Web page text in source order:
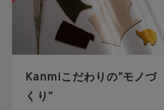
Kanmiこだわりの”モノづ
くり”